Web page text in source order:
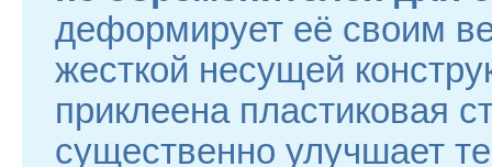
деформирует её своим
жесткой несущей
приклеена пластиковая
существенно улучшает